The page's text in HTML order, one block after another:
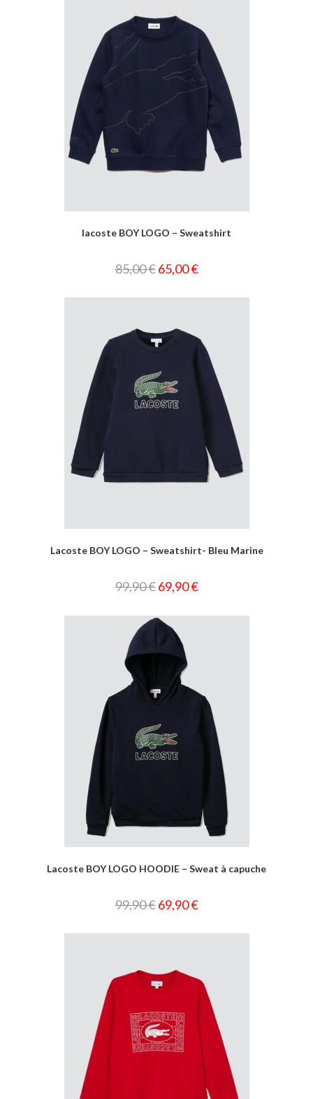
lacoste BOY LOGO – Sweatshirt
85,00€ 65,00€
Lacoste BOY LOGO – Sweatshirt- Bleu Marine
99,90€ 69,90€
Lacoste BOY LOGO HOODIE – Sweat à capuche
99,90€ 69,90€